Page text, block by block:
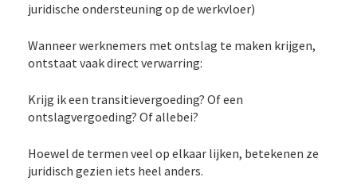
juridische ondersteuning op de werkvloer)
Wanneer werknemers met ontslag te maken krijgen,
ontstaat vaak direct verwarring:
Krijg ik een transitievergoeding? Of een
ontslagvergoeding? Of allebei?
Hoewel de termen veel op elkaar lijken, betekenen ze
juridisch gezien iets heel anders.